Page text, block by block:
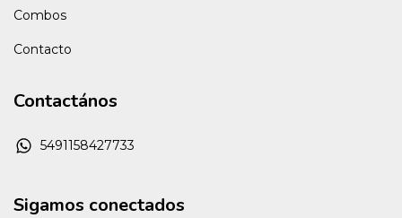
Combos
Contacto
Contactános
5491158427733
Sigamos conectados